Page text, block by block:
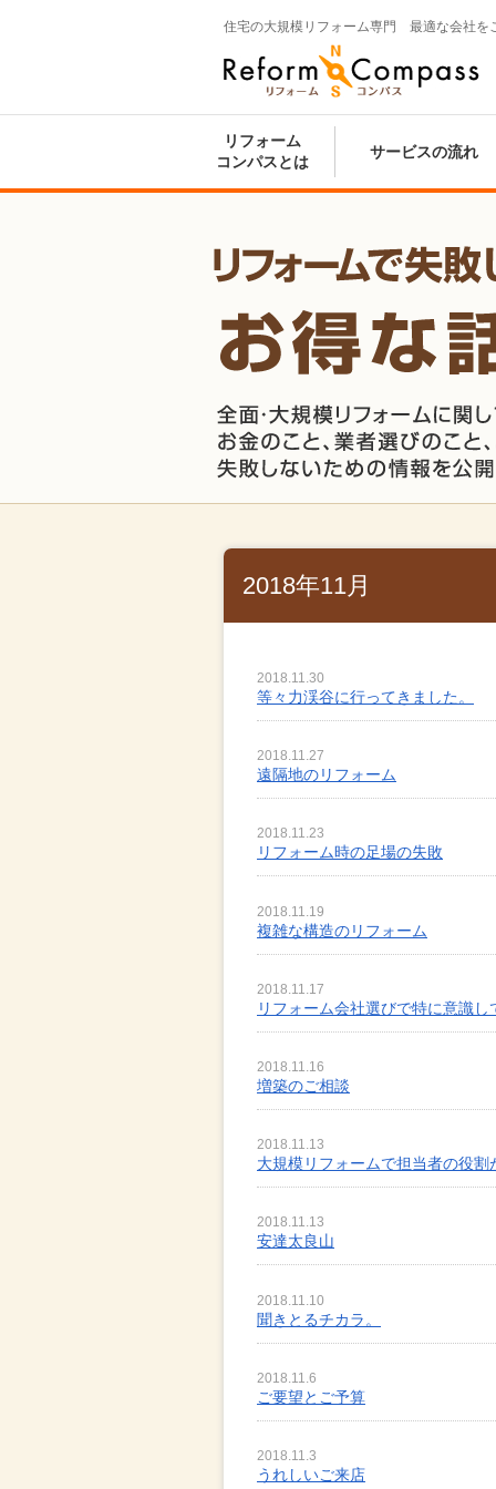
住宅の大規模リフォーム専門 最適な会社を
ス
リフォーム
コンパスとは
サービスの流れ
2018年11月
2018.11.30
等々力渓谷に行ってきました。
2018.11.27
遠隔地のリフォーム
2018.11.23
リフォーム時の足場の失敗
2018.11.19
複雑な構造のリフォーム
2018.11.17
リフォーム会社選びで特に意識し
2018.11.16
増築のご相談
2018.11.13
大規模リフォームで担当者の役割
2018.11.13
安達太良山
2018.11.10
聞きとるチカラ。
2018.11.6
ご要望とご予算
2018.11.3
うれしいご来店